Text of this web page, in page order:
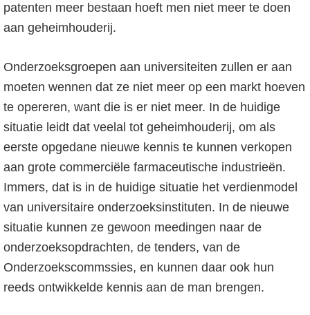
patenten meer bestaan hoeft men niet meer te doen
aan geheimhouderij.
Onderzoeksgroepen aan universiteiten zullen er aan
moeten wennen dat ze niet meer op een markt hoeven
te opereren, want die is er niet meer. In de huidige
situatie leidt dat veelal tot geheimhouderij, om als
eerste opgedane nieuwe kennis te kunnen verkopen
aan grote commerciële farmaceutische industrieën.
Immers, dat is in de huidige situatie het verdienmodel
van universitaire onderzoeksinstituten. In de nieuwe
situatie kunnen ze gewoon meedingen naar de
onderzoeksopdrachten, de tenders, van de
Onderzoekscommssies, en kunnen daar ook hun
reeds ontwikkelde kennis aan de man brengen.